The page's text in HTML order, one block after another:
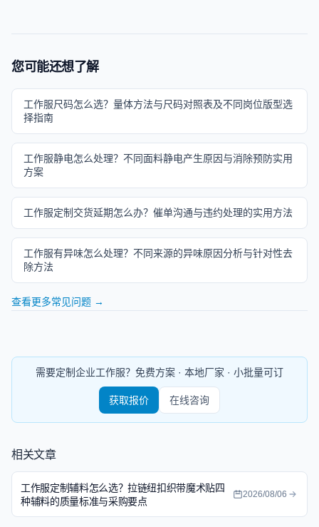
您可能还想了解
工作服尺码怎么选？量体方法与尺码对照表及不同岗位版型选
择指南
工作服静电怎么处理？不同面料静电产生原因与消除预防实用
方案
工作服定制交货延期怎么办？催单沟通与违约处理的实用方法
工作服有异味怎么处理？不同来源的异味原因分析与针对性去
除方法
查看更多常见问题 →
需要定制企业工作服？免费方案 · 本地厂家 · 小批量可订
获取报价 在线咨询
相关文章
工作服定制辅料怎么选？拉链纽扣织带魔术贴四
种辅料的质量标准与采购要点
2026/08/06